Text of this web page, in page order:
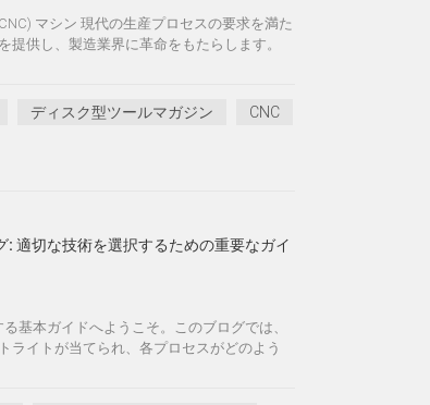
マシン 現代の生産プロセスの要求を満た
供し、製造業界に革命をもたらします。
ディスク型ツールマガジン
CNC
適切な技術を選択するための重要なガイ
基本ガイドへようこそ。このブログでは、
ライトが当てられ、各プロセスがどのよう